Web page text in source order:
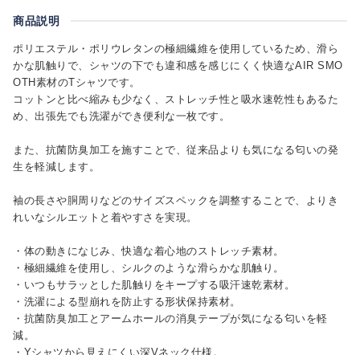
商品説明
ポリエステル・ポリウレタンの極細繊維を使用しているため、滑ら
かな肌触りで、シャツの下でも違和感を感じにくく快適なAIR SMO
OTH素材のTシャツです。
コットンと比べ縮みも少なく、ストレッチ性と吸水速乾性もあるた
め、出張先でも洗濯ができ便利な一枚です。
また、抗菌防臭加工を施すことで、従来品よりも気になる匂いの発
生を軽減します。
袖の長さや胴周りなどのサイズスペックを調整することで、よりき
れいなシルエットと着やすさを実現。
・体の動きになじみ、快適な着心地のストレッチ素材。
・極細繊維を使用し、シルクのような滑らかな肌触り。
・いつもサラッとした肌触りをキープする吸汗速乾素材。
・洗濯による型崩れを防止する形状保持素材。
・抗菌防臭加工とアームホールの消臭テープが気になる匂いを軽
減。
・Yシャツから見えにくい深Vネック仕様。